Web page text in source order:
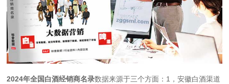
2024年全国白酒经销商名录数据来源于三个方面：1，安徽白酒渠道